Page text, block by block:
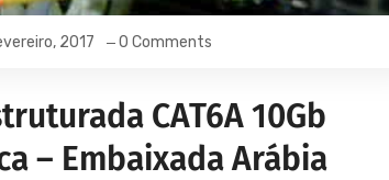
2017 0 Comments
CAT6A 10Gb
– Embaixada Arábia